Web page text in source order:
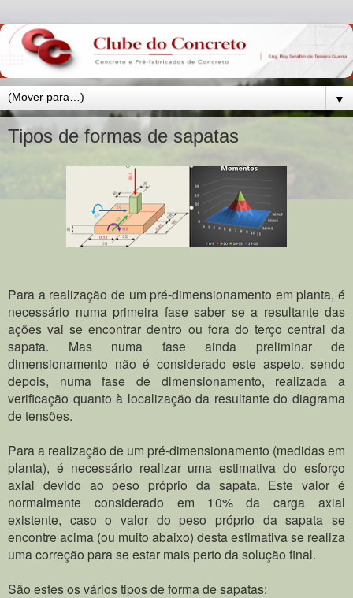
▼
Tipos de formas de sapatas
Para a realização de um pré-dimensionamento em planta, é
necessário numa primeira fase saber se a resultante das
ações vai se encontrar dentro ou fora do terço central da
sapata. Mas numa fase ainda preliminar de
dimensionamento não é considerado este aspeto, sendo
depois, numa fase de dimensionamento, realizada a
verificação quanto à localização da resultante do diagrama
de tensões.
Para a realização de um pré-dimensionamento (medidas em
planta), é necessário realizar uma estimativa do esforço
axial devido ao peso próprio da sapata. Este valor é
normalmente considerado em 10% da carga axial
existente, caso o valor do peso próprio da sapata se
encontre acima (ou muito abaixo) desta estimativa se realiza
uma correção para se estar mais perto da solução final.
São estes os vários tipos de forma de sapatas: